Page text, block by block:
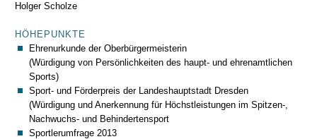
Holger Scholze
HÖHEPUNKTE
Ehrenurkunde der Oberbürgermeisterin
(Würdigung von Persönlichkeiten des haupt- und ehrenamtlichen
Sports)
Sport- und Förderpreis der Landeshauptstadt Dresden
(Würdigung und Anerkennung für Höchstleistungen im Spitzen-,
Nachwuchs- und Behindertensport
Sportlerumfrage 2013